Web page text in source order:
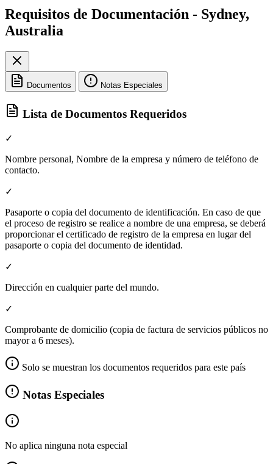
Requisitos de Documentación - Sydney,
Australia
Documentos Notas Especiales
Lista de Documentos Requeridos
✓
Nombre personal, Nombre de la empresa y número de teléfono de
contacto.
✓
Pasaporte o copia del documento de identificación. En caso de que
el proceso de registro se realice a nombre de una empresa, se deberá
proporcionar el certificado de registro de la empresa en lugar del
pasaporte o copia del documento de identidad.
✓
Dirección en cualquier parte del mundo.
✓
Comprobante de domicilio (copia de factura de servicios públicos no
mayor a 6 meses).
Solo se muestran los documentos requeridos para este país
Notas Especiales
No aplica ninguna nota especial